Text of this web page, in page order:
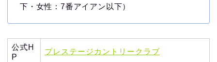
下・女性：7番アイアン以下）
公式H
P
プレステージカントリークラブ